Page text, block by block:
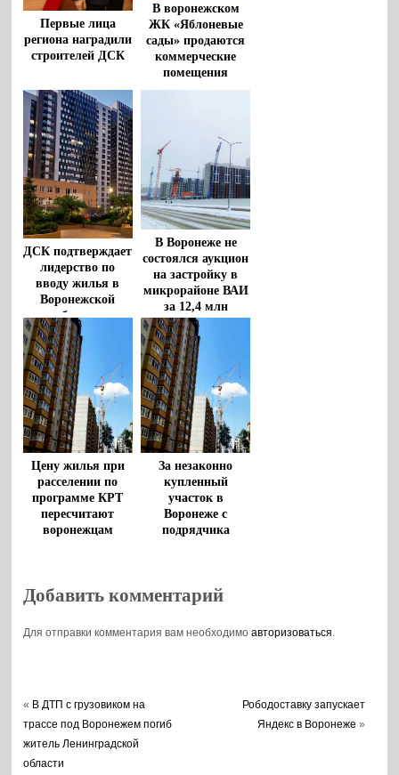
Первые лица
региона наградили
строителей ДСК
В воронежском
ЖК «Яблоневые
сады» продаются
коммерческие
помещения
ДСК подтверждает
лидерство по
вводу жилья в
Воронежской
области
В Воронеже не
состоялся аукцион
на застройку в
микрорайоне ВАИ
за 12,4 млн
Цену жилья при
расселении по
программе КРТ
пересчитают
воронежцам
За незаконно
купленный
участок в
Воронеже с
подрядчика
Добавить комментарий
Для отправки комментария вам необходимоавторизоваться
« В ДТП с грузовиком на
трассе под Воронежем погиб
житель Ленинградской
области
Рободоставку запускает
Яндекс в Воронеже »